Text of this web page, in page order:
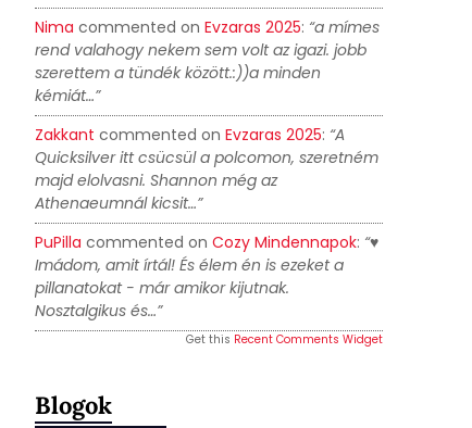
Nima commented on Evzaras 2025: “a mímes
rend valahogy nekem sem volt az igazi. jobb
szerettem a tündék között.:))a minden
kémiát…”
Zakkant commented on Evzaras 2025: “A
Quicksilver itt csücsül a polcomon, szeretném
majd elolvasni. Shannon még az
Athenaeumnál kicsit…”
PuPilla commented on Cozy Mindennapok: “♥
Imádom, amit írtál! És élem én is ezeket a
pillanatokat - már amikor kijutnak.
Nosztalgikus és…”
Get this Recent Comments Widget
Blogok